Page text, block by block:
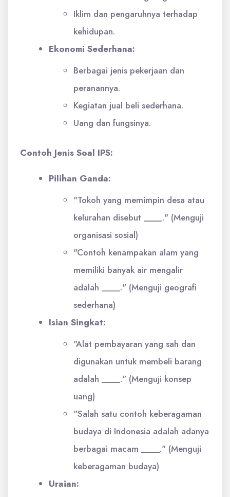
Iklim dan pengaruhnya terhadap
kehidupan.
Ekonomi Sederhana:
Berbagai jenis pekerjaan dan
peranannya.
Kegiatan jual beli sederhana.
Uang dan fungsinya.
Contoh Jenis Soal IPS:
Pilihan Ganda:
"Tokoh yang memimpin desa atau
kelurahan disebut ____." (Menguji
organisasi sosial)
"Contoh kenampakan alam yang
memiliki banyak air mengalir
adalah ____." (Menguji geografi
sederhana)
Isian Singkat:
"Alat pembayaran yang sah dan
digunakan untuk membeli barang
adalah ____." (Menguji konsep
uang)
"Salah satu contoh keberagaman
budaya di Indonesia adalah adanya
berbagai macam ____." (Menguji
keberagaman budaya)
Uraian: